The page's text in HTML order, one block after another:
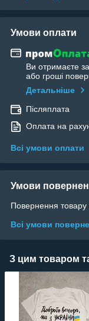
Умови оплати
Ви отримаєте
або гроші
Детальніше
Післяплата
Оплата на
Всі умови оплати
Умови
Повернення товару
Всі умови
З цим товаром